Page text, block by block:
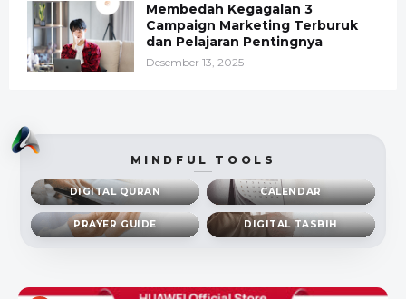
Membedah Kegagalan 3
Campaign Marketing Terburuk
dan Pelajaran Pentingnya
Desember 13, 2025
MINDFUL TOOLS
DIGITAL QURAN CALENDAR
PRAYER GUIDE DIGITAL TASBIH